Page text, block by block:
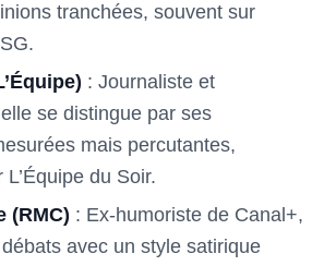
tranchées, souvent sur
: Journaliste et
se distingue par ses
mais percutantes,
du Soir.
(RMC) : Ex-humoriste de Canal+,
avec un style satirique